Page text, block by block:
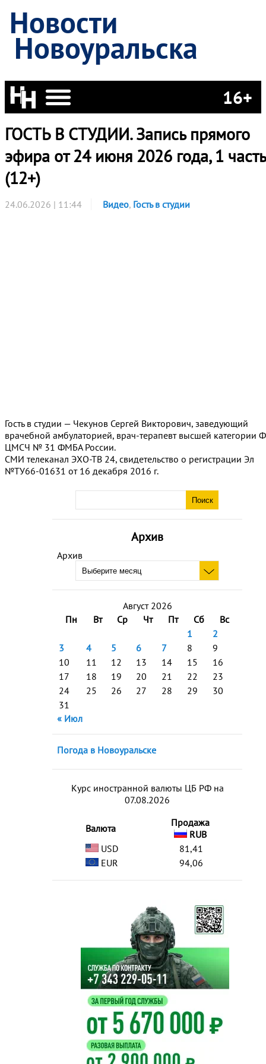
Новости
Новоуральска
16+
Архив
Архив
Август 2026
Пн
Вт Ср Чт Пт Сб
Вс
1
2
3
4 5 6 7 8
9
10
11 12 13 14 15
16
17
18 19 20 21 22
23
24
25 26 27 28 29
30
31
« Июл
Погода в Новоуральске
Курс иностранной валюты ЦБ РФ на
07.08.2026
Валюта
Продажа
RUB
USD
81,41
EUR
94,06
ГОСТЬ В СТУДИИ. Запись прямого
эфира от 24 июня 2026 года, 1 часть
(12+)
24.06.2026 | 11:44 Видео, Гость в студии
Гость в студии — Чекунов Сергей Викторович, заведующий
врачебной амбулаторией, врач-терапевт высшей категории
ЦМСЧ № 31 ФМБА России.
СМИ телеканал ЭХО-ТВ 24, свидетельство о регистрации Эл
№ТУ66-01631 от 16 декабря 2016 г.